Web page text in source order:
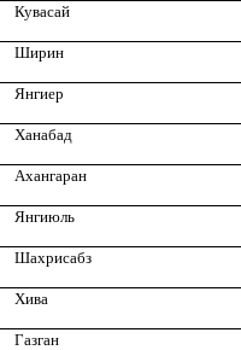
Кувасай
Ширин
Янгиер
Ханабад
Ахангаран
Янгиюль
Шахрисабз
Хива
Газган